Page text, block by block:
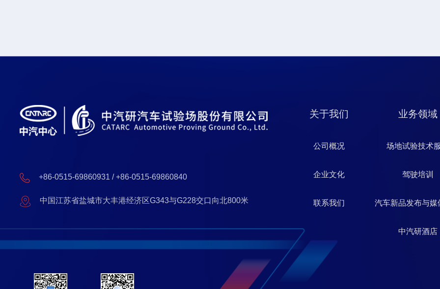
+86-0515-69860931 / +86-0515-69860840
中国江苏省盐城市大丰港经济区G343与G228交口向北800米
关于我们
公司概况
企业文化
联系我们
业务领域
场地试验技术
驾驶培训
汽车新品发布与媒
中汽研酒店